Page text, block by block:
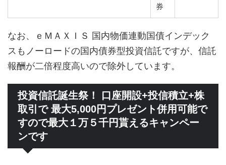
券
なお、ｅＭＡＸＩＳ 国内物価連動国債インデック
スもノーロードの国内債券型投資信託ですが、信託
報酬が二倍程度高いので除外しています。
投資信託誕生祭！ 口座開設+投信積立+株
取引で 最大5,000円プレゼント併用可能で
すので最大１万５千円貰えるキャンペー
ンです